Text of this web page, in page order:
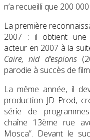
n’a recueilli que 200
La première
2007 : il obtient une
acteur en 2007 à la
Caire, nid d’espions
parodie à succès de
La même année, il
production JD Prod,
série de
chaîne 13ème rue
Mosca”. Devant le